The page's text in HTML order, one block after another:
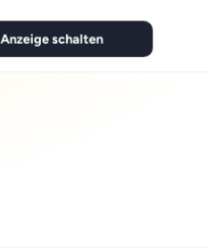
Anzeige schalten